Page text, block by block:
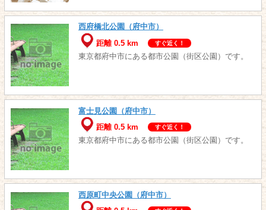
西府橋北公園（府中市）
距離 0.5 km
すぐ近く！
東京都府中市にある都市公園（街区公園）です。
富士見公園（府中市）
距離 0.5 km
すぐ近く！
東京都府中市にある都市公園（街区公園）です。
西原町中央公園（府中市）